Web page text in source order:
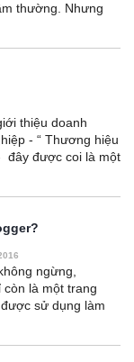
thường. Nhưng
thiệu doanh
- “ Thương hiệu
đây được coi là một
ngừng,
còn là một trang
sử dụng làm